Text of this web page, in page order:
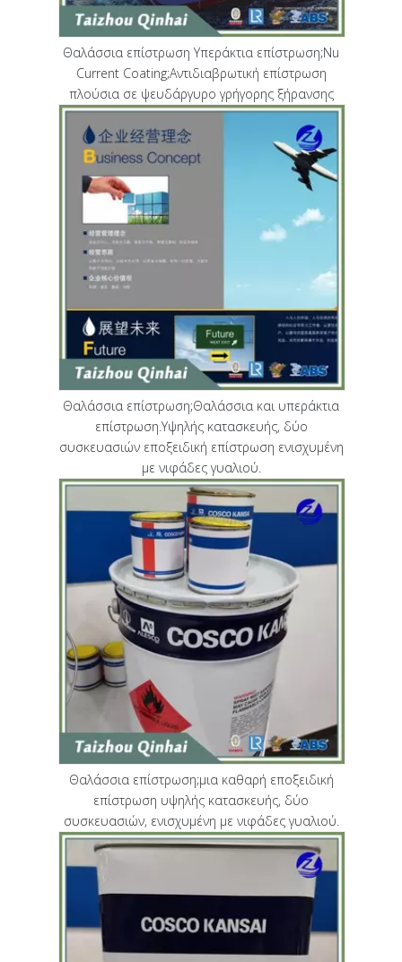
Θαλάσσια επίστρωση Υπεράκτια επίστρωση;Nu
Current Coating;Αντιδιαβρωτική επίστρωση
πλούσια σε ψευδάργυρο γρήγορης ξήρανσης
Θαλάσσια επίστρωση;Θαλάσσια και υπεράκτια
επίστρωση.Υψηλής κατασκευής, δύο
συσκευασιών εποξειδική επίστρωση ενισχυμένη
με νιφάδες γυαλιού.
Θαλάσσια επίστρωση;μια καθαρή εποξειδική
επίστρωση υψηλής κατασκευής, δύο
συσκευασιών, ενισχυμένη με νιφάδες γυαλιού.